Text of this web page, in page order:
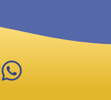
WhatsApp